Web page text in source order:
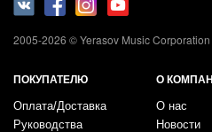
2005-2026 © Yerasov Music Corporation
ПОКУПАТЕЛЮ
Оплата/Доставка
Руководства
О
О нас
Новости